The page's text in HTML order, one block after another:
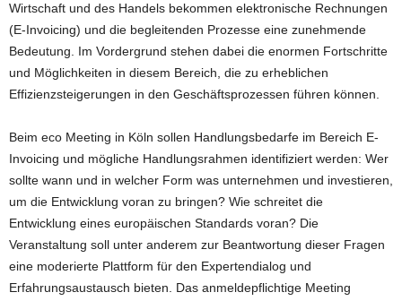
Wirtschaft und des Handels bekommen elektronische Rechnungen
(E-Invoicing) und die begleitenden Prozesse eine zunehmende
Bedeutung. Im Vordergrund stehen dabei die enormen Fortschritte
und Möglichkeiten in diesem Bereich, die zu erheblichen
Effizienzsteigerungen in den Geschäftsprozessen führen können.
Beim eco Meeting in Köln sollen Handlungsbedarfe im Bereich E-
Invoicing und mögliche Handlungsrahmen identifiziert werden: Wer
sollte wann und in welcher Form was unternehmen und investieren,
um die Entwicklung voran zu bringen? Wie schreitet die
Entwicklung eines europäischen Standards voran? Die
Veranstaltung soll unter anderem zur Beantwortung dieser Fragen
eine moderierte Plattform für den Expertendialog und
Erfahrungsaustausch bieten. Das anmeldepflichtige Meeting